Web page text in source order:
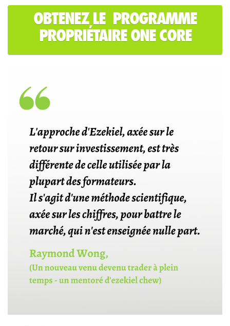
OBTENEZ LE PROGRAMME
PROPRIÉTAIRE ONE CORE